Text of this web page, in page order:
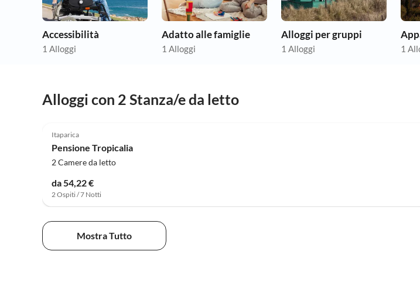
Accessibilità
1 Alloggi
Adatto alle famiglie
1 Alloggi
Alloggi per gruppi
1 Alloggi 1
Alloggi con 2 Stanza/e da letto
Itaparica
Pensione Tropicalia
2 Camere da letto
da 54,22 €
2 Ospiti / 7 Notti
Mostra Tutto